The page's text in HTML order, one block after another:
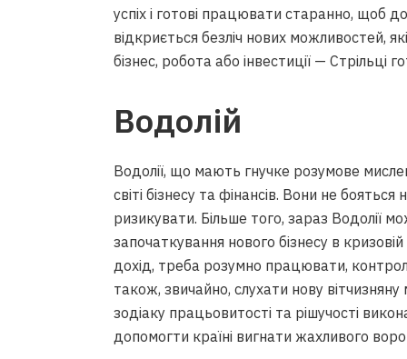
успіх і готові працювати старанно, щоб
відкриється безліч нових можливостей,
бізнес, робота або інвестиції — Стрільці
Водолій
Водолії, що мають гнучке розумове
світі бізнесу та фінансів. Вони не
ризикувати. Більше того, зараз Водолії
започаткування нового бізнесу в
дохід, треба розумно працювати,
також, звичайно, слухати нову
зодіаку працьовитості та рішучості
допомогти країні вигнати жахливого